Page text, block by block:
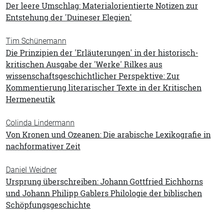
Der leere Umschlag: Materialorientierte Notizen zur
Entstehung der 'Duineser Elegien'
Tim Schünemann
Die Prinzipien der 'Erläuterungen' in der historisch-
kritischen Ausgabe der 'Werke' Rilkes aus
wissenschaftsgeschichtlicher Perspektive: Zur
Kommentierung literarischer Texte in der Kritischen
Hermeneutik
Colinda Lindermann
Von Kronen und Ozeanen: Die arabische Lexikografie in
nachformativer Zeit
Daniel Weidner
Ursprung überschreiben: Johann Gottfried Eichhorns
und Johann Philipp Gablers Philologie der biblischen
Schöpfungsgeschichte